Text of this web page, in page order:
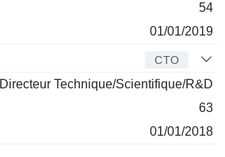
54
01/01/2019
CTO
Directeur Technique/Scientifique/R&D
63
01/01/2018